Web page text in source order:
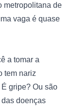
metropolitana de
vaga é quase
a tomar a
tem nariz
gripe? Ou são
doenças